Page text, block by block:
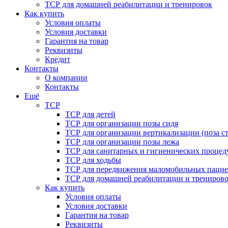
ТСР для домашней реабилитации и тренировок
Как купить
Условия оплаты
Условия доставки
Гарантия на товар
Реквизиты
Кредит
Контакты
О компании
Контакты
Ещё
ТСР
ТСР для детей
ТСР для организации позы сидя
ТСР для организации вертикализации (поза
ТСР для организации позы лежа
ТСР для санитарных и гигиенических
ТСР для ходьбы
ТСР для передвижения маломобильных
ТСР для домашней реабилитации и
Как купить
Условия оплаты
Условия доставки
Гарантия на товар
Реквизиты